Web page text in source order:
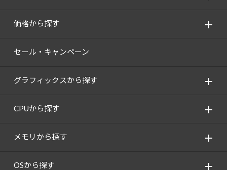
価格から探す
セール・キャンペーン
グラフィックスから探す
CPUから探す
メモリから探す
OSから探す